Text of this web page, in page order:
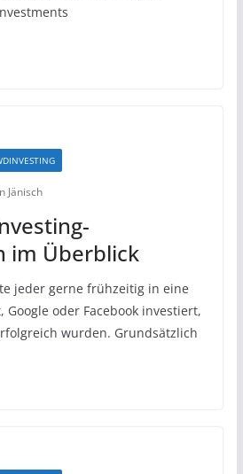
Jänisch
im Überblick
jeder gerne frühzeitig in eine
Google oder Facebook investiert,
wurden. Grundsätzlich